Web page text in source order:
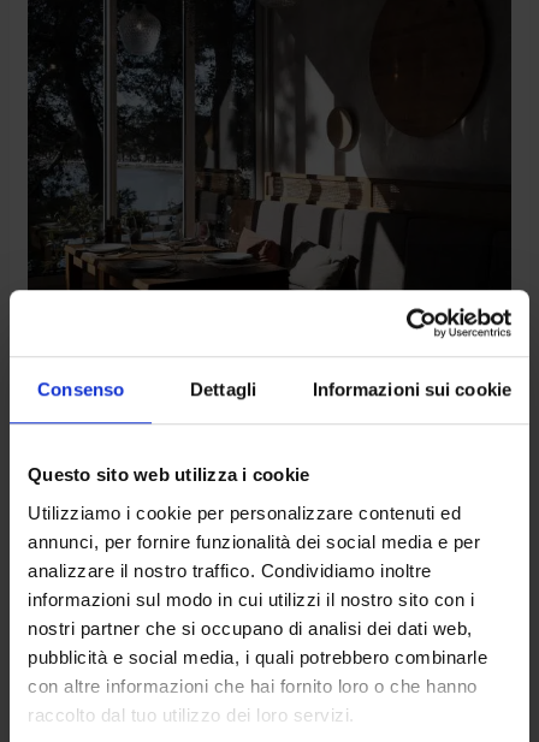
Consenso Dettagli Informazioni sui cookie
Questo sito web utilizza i cookie
Utilizziamo i cookie per personalizzare contenuti ed
annunci, per fornire funzionalità dei social media e per
analizzare il nostro traffico. Condividiamo inoltre
informazioni sul modo in cui utilizzi il nostro sito con i
nostri partner che si occupano di analisi dei dati web,
pubblicità e social media, i quali potrebbero combinarle
con altre informazioni che hai fornito loro o che hanno
raccolto dal tuo utilizzo dei loro servizi.